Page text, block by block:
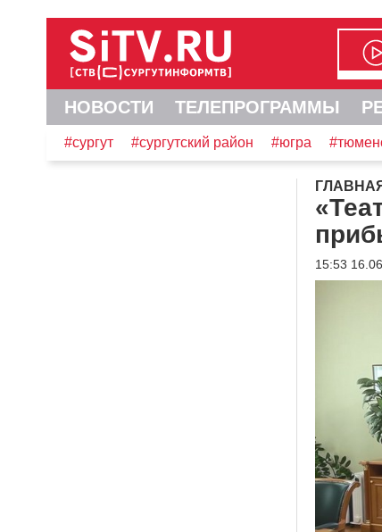
НОВОСТИ ТЕЛЕПРОГРАММЫ
#сургут #сургутский район #югра
15:53